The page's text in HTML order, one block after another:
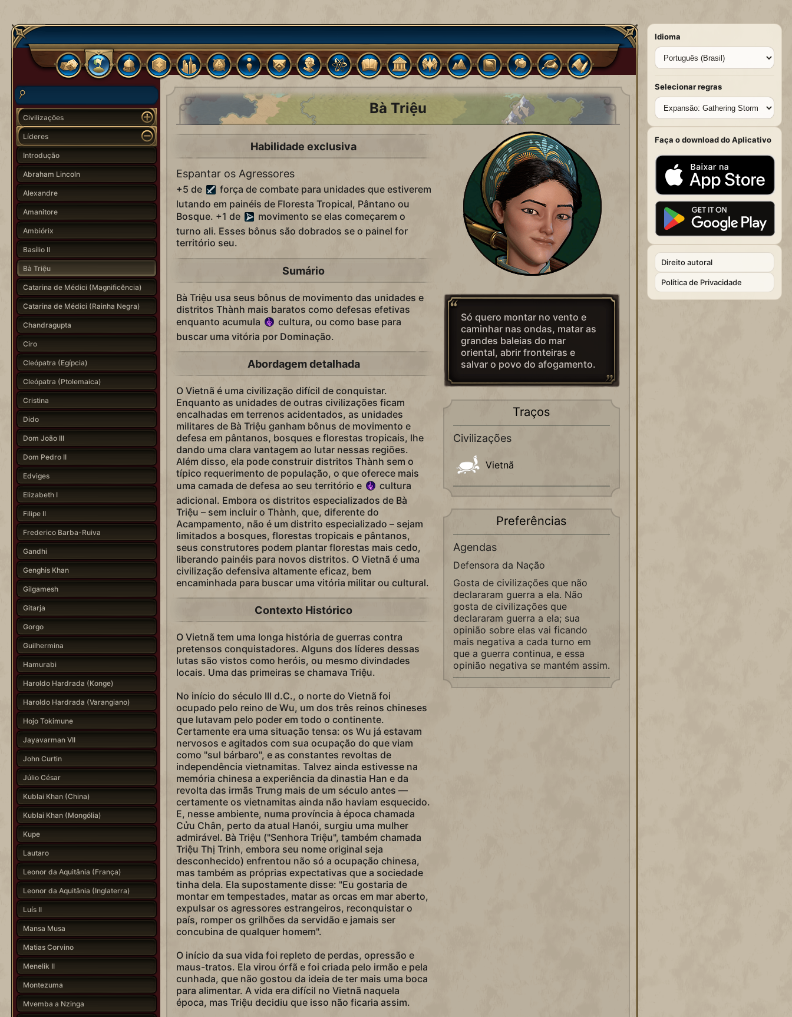
Civilizações
Líderes
Introdução
Abraham Lincoln
Alexandre
Amanitore
Ambiórix
Basílio II
Bà Triệu
Catarina de Médici (Magnificência)
Catarina de Médici (Rainha Negra)
Chandragupta
Ciro
Cleópatra (Egípcia)
Cleópatra (Ptolemaica)
Cristina
Dido
Dom João III
Dom Pedro II
Edviges
Elizabeth I
Filipe II
Frederico Barba-Ruiva
Gandhi
Genghis Khan
Gilgamesh
Gitarja
Gorgo
Guilhermina
Hamurabi
Haroldo Hardrada (Konge)
Haroldo Hardrada (Varangiano)
Hojo Tokimune
Jayavarman VII
John Curtin
Júlio César
Kublai Khan (China)
Kublai Khan (Mongólia)
Kupe
Lautaro
Leonor da Aquitânia (França)
Leonor da Aquitânia (Inglaterra)
Luís II
Mansa Musa
Matias Corvino
Menelik II
Montezuma
Mvemba a Nzinga
Bà Triệu
Habilidade exclusiva
Espantar os Agressores
+5 de
força de combate para unidades que estiverem
lutando em painéis de Floresta Tropical, Pântano ou
Bosque. +1 de
movimento se elas começarem o
turno ali. Esses bônus são dobrados se o painel for
território seu.
Sumário
Bà Triệu usa seus bônus de movimento das unidades e
distritos Thành mais baratos como defesas efetivas
enquanto acumula
cultura, ou como base para
buscar uma vitória por Dominação.
Abordagem detalhada
O Vietnã é uma civilização difícil de conquistar.
Enquanto as unidades de outras civilizações ficam
encalhadas em terrenos acidentados, as unidades
militares de Bà Triệu ganham bônus de movimento e
defesa em pântanos, bosques e florestas tropicais, lhe
dando uma clara vantagem ao lutar nessas regiões.
Além disso, ela pode construir distritos Thành sem o
típico requerimento de população, o que oferece mais
uma camada de defesa ao seu território e
cultura
adicional. Embora os distritos especializados de Bà
Triệu – sem incluir o Thành, que, diferente do
Acampamento, não é um distrito especializado – sejam
limitados a bosques, florestas tropicais e pântanos,
seus construtores podem plantar florestas mais cedo,
liberando painéis para novos distritos. O Vietnã é uma
civilização defensiva altamente eficaz, bem
encaminhada para buscar uma vitória militar ou cultural.
Contexto Histórico
O Vietnã tem uma longa história de guerras contra
pretensos conquistadores. Alguns dos líderes dessas
lutas são vistos como heróis, ou mesmo divindades
locais. Uma das primeiras se chamava Triệu.
No início do século III d.C., o norte do Vietnã foi
ocupado pelo reino de Wu, um dos três reinos chineses
que lutavam pelo poder em todo o continente.
Certamente era uma situação tensa: os Wu já estavam
nervosos e agitados com sua ocupação do que viam
como "sul bárbaro", e as constantes revoltas de
independência vietnamitas. Talvez ainda estivesse na
memória chinesa a experiência da dinastia Han e da
revolta das irmãs Trưng mais de um século antes —
certamente os vietnamitas ainda não haviam esquecido.
E, nesse ambiente, numa província à época chamada
Cửu Chân, perto da atual Hanói, surgiu uma mulher
admirável. Bà Triệu ("Senhora Triệu", também chamada
Triệu Thị Trinh, embora seu nome original seja
desconhecido) enfrentou não só a ocupação chinesa,
mas também as próprias expectativas que a sociedade
tinha dela. Ela supostamente disse: "Eu gostaria de
montar em tempestades, matar as orcas em mar aberto,
expulsar os agressores estrangeiros, reconquistar o
país, romper os grilhões da servidão e jamais ser
concubina de qualquer homem".
O início da sua vida foi repleto de perdas, opressão e
maus-tratos. Ela virou órfã e foi criada pelo irmão e pela
cunhada, que não gostou da ideia de ter mais uma boca
para alimentar. A vida era difícil no Vietnã naquela
época, mas Triệu decidiu que isso não ficaria assim.
Só quero montar no vento e
caminhar nas ondas, matar as
grandes baleias do mar
oriental, abrir fronteiras e
salvar o povo do afogamento.
Traços
Civilizações
Vietnã
Preferências
Agendas
Defensora da Nação
Gosta de civilizações que não
declararam guerra a ela. Não
gosta de civilizações que
declararam guerra a ela; sua
opinião sobre elas vai ficando
mais negativa a cada turno em
que a guerra continua, e essa
opinião negativa se mantém assim.
Idioma
Selecionar regras
Faça o download do Aplicativo
Direito autoral
Política de Privacidade